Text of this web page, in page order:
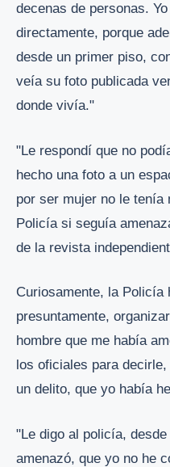
decenas de personas.
directamente, porque
desde un primer piso,
veía su foto publicada
donde vivía."
"Le respondí que no
hecho una foto a un
por ser mujer no le tenía
Policía si seguía
de la revista
Curiosamente, la Policía
presuntamente,
hombre que me había
los oficiales para
un delito, que yo había
"Le digo al policía,
amenazó, que yo no he